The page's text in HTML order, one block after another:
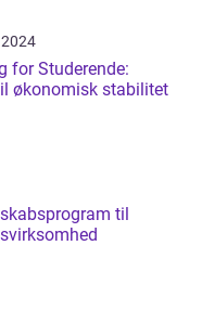
for Studerende:
økonomisk stabilitet
til